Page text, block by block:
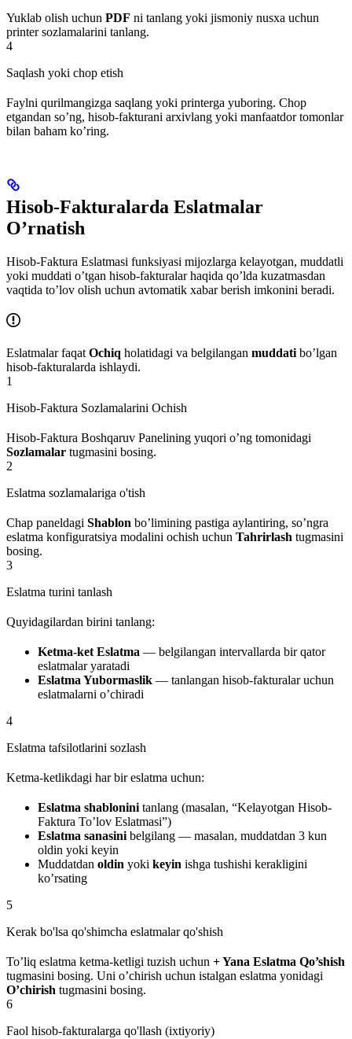
Yuklab olish uchun PDF ni tanlang yoki jismoniy nusxa uchun
printer sozlamalarini tanlang.
4
Saqlash yoki chop etish
Faylni qurilmangizga saqlang yoki printerga yuboring. Chop
etgandan so’ng, hisob-fakturani arxivlang yoki manfaatdor tomonlar
bilan baham ko’ring.
Hisob-Fakturalarda Eslatmalar
O’rnatish
Hisob-Faktura Eslatmasi funksiyasi mijozlarga kelayotgan, muddatli
yoki muddati o’tgan hisob-fakturalar haqida qo’lda kuzatmasdan
vaqtida to’lov olish uchun avtomatik xabar berish imkonini beradi.
Eslatmalar faqat Ochiq holatidagi va belgilangan muddati bo’lgan
hisob-fakturalarda ishlaydi.
1
Hisob-Faktura Sozlamalarini Ochish
Hisob-Faktura Boshqaruv Panelining yuqori o’ng tomonidagi
Sozlamalar tugmasini bosing.
2
Eslatma sozlamalariga o'tish
Chap paneldagi Shablon bo’limining pastiga aylantiring, so’ngra
eslatma konfiguratsiya modalini ochish uchun Tahrirlash tugmasini
bosing.
3
Eslatma turini tanlash
Quyidagilardan birini tanlang:
Ketma-ket Eslatma — belgilangan intervallarda bir qator
eslatmalar yaratadi
Eslatma Yubormaslik — tanlangan hisob-fakturalar uchun
eslatmalarni o’chiradi
4
Eslatma tafsilotlarini sozlash
Ketma-ketlikdagi har bir eslatma uchun:
Eslatma shablonini tanlang (masalan, “Kelayotgan Hisob-
Faktura To’lov Eslatmasi”)
Eslatma sanasini belgilang — masalan, muddatdan 3 kun
oldin yoki keyin
Muddatdan oldin yoki keyin ishga tushishi kerakligini
ko’rsating
5
Kerak bo'lsa qo'shimcha eslatmalar qo'shish
To’liq eslatma ketma-ketligi tuzish uchun + Yana Eslatma Qo’shish
tugmasini bosing. Uni o’chirish uchun istalgan eslatma yonidagi
O’chirish tugmasini bosing.
6
Faol hisob-fakturalarga qo'llash (ixtiyoriy)